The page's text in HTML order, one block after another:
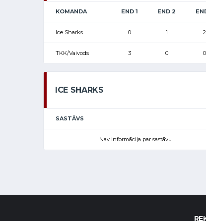
KOMANDA END 1 END 2
Ice Sharks 0 1 2
TKK/Vaivods 3 0 0
ICE SHARKS
SASTĀVS
Nav informācija par sastāvu